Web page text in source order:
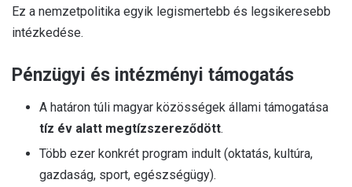
Ez a nemzetpolitika egyik legismertebb és legsikeresebb
intézkedése.
Pénzügyi és intézményi támogatás
A határon túli magyar közösségek állami támogatása
tíz év alatt megtízszereződött.
Több ezer konkrét program indult (oktatás, kultúra,
gazdaság, sport, egészségügy).